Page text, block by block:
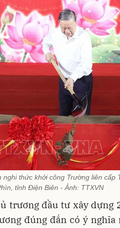
thức khởi công Trường liên cấp
tỉnh Điện Biên - Ảnh: TTXVN
trương đầu tư xây dựng
đúng đắn có ý nghĩa